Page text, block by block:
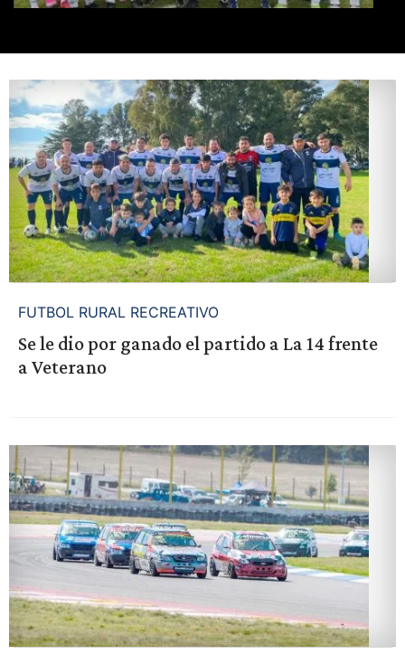
FUTBOL RURAL RECREATIVO
Se le dio por ganado el partido a La 14 frente
a Veterano